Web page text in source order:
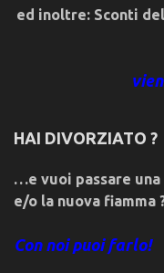
ed inoltre: Sconti
HAI DIVORZIATO ?
…e vuoi passare
e/o la nuova fiamma
Con noi puoi farlo!